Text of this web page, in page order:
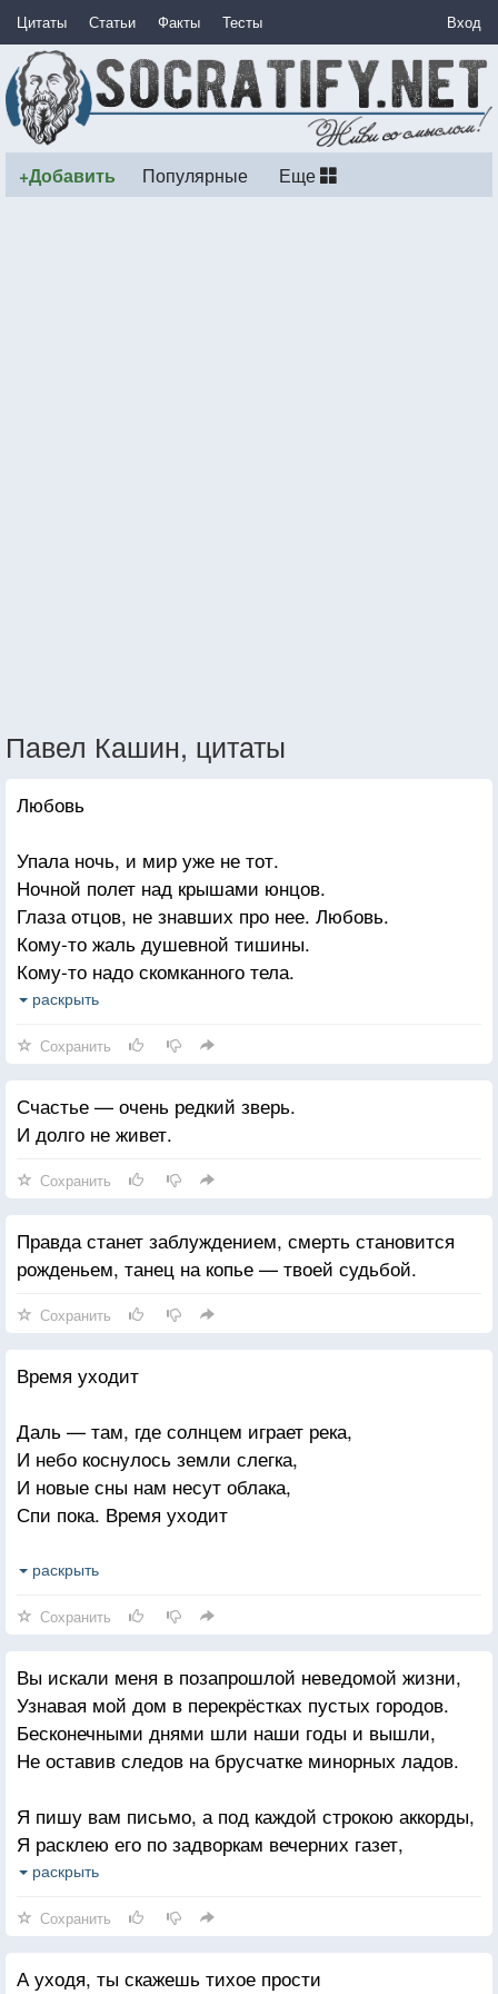
Цитаты Статьи Факты Тесты Вход
+Добавить Популярные Еще
Павел Кашин, цитаты
Любовь
Упала ночь, и мир уже не тот.
Ночной полет над крышами юнцов.
Глаза отцов, не знавших про нее. Любовь.
Кому-то жаль душевной тишины.
Кому-то надо скомканного тела.
Ты не сумел, она не захотела. Любовь.
И если быть, то верно уж не с телом.
Мы не сумели быть вдвоем. Какая смелость.
раскрыть
Сохранить
Счастье — очень редкий зверь.
И долго не живет.
Сохранить
Правда станет заблуждением, смерть становится
рожденьем, танец на копье — твоей судьбой.
Сохранить
Время уходит
Даль — там, где солнцем играет река,
И небо коснулось земли слегка,
И новые сны нам несут облака,
Спи пока. Время уходит
И каждая точка — дыра в иной мир,
Оно, будто белого голубя,
Ждёт тебя, а время уходит.
Выбери любую из дальних звёзд,
Ведь ты ещё, наверное, не жил всерьёз,
И о тебе никто ещё не пел с такой тоской,
Пусть весело бьётся звериный мотор,
Подвластен крылу небывалый простор,
Кружится, а время уходит
Оно отдается сиреной в ушах,
раскрыть
Сохранить
Вы искали меня в позапрошлой неведомой жизни,
Узнавая мой дом в перекрёстках пустых городов.
Бесконечными днями шли наши годы и вышли,
Не оставив следов на брусчатке минорных ладов.
Я пишу вам письмо, а под каждой строкою аккорды,
Я расклею его по задворкам вечерних газет,
Вы прочтёте, и может быть этот мир неоправданно
Улыбнется и вдруг даст нам взлёт на одной полосе.
Я открою вам всё своё сердце как дверцу биплана,
раскрыть
Сохранить
А уходя, ты скажешь тихое прости